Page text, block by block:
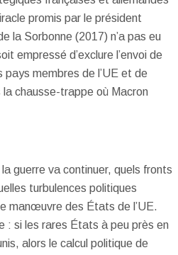
promis par le président
la Sorbonne (2017) n’a pas eu
empressé d’exclure l’envoi de
pays membres de l’UE et de
la chausse-trappe où Macron
guerre va continuer, quels fronts
turbulences politiques
manœuvre des États de l’UE.
: si les rares États à peu près en
alors le calcul politique de